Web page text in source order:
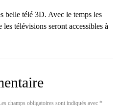
belle télé 3D. Avec le temps les
télévisions seront accessibles à
champs obligatoires sont indiqués avec *